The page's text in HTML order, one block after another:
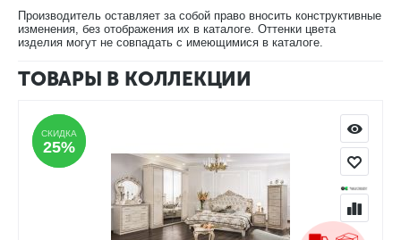
Производитель оставляет за собой право вносить конструктивные
изменения, без отображения их в каталоге. Оттенки цвета
изделия могут не совпадать с имеющимися в каталоге.
ТОВАРЫ В КОЛЛЕКЦИИ
СКИДКА
25%
СКИДКА
25%